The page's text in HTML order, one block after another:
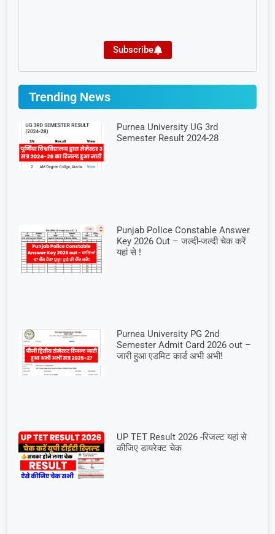
Subscribe
Trending News
Purnea University UG 3rd
Semester Result 2024-28
Punjab Police Constable Answer
Key 2026 Out – जल्दी-जल्दी चेक करें
यहां से !
Purnea University PG 2nd
Semester Admit Card 2026 out –
जारी हुआ एडमिट कार्ड अभी अभी!
UP TET Result 2026 -रिजल्ट यहां से
कीजिए डायरेक्ट चेक